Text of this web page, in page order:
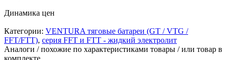
Динамика цен
Категории: VENTURA тяговые батареи (GT / VTG /
FFT/FTT), серия FFT и FTT - жидкий электролит
Аналоги / похожие по характеристиками товары / или товар в
комплекте